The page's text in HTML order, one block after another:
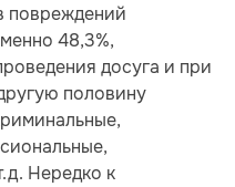
повреждений
48,3%,
досуга и при
половину
Нередко к